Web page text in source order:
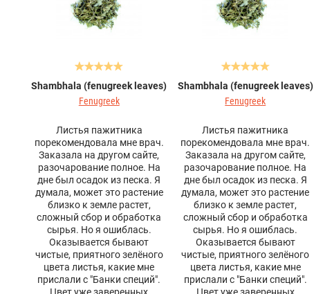
Shambhala (fenugreek leaves)
Fenugreek
Листья пажитника
порекомендовала мне врач.
Заказала на другом сайте,
разочарование полное. На
дне был осадок из песка. Я
думала, может это растение
близко к земле растет,
сложный сбор и обработка
сырья. Но я ошиблась.
Оказывается бывают
чистые, приятного зелёного
цвета листья, какие мне
прислали с "Банки специй".
Цвет уже заверенных
Shambhala (fenugreek leaves)
Fenugreek
Листья пажитника
порекомендовала мне врач.
Заказала на другом сайте,
разочарование полное. На
дне был осадок из песка. Я
думала, может это растение
близко к земле растет,
сложный сбор и обработка
сырья. Но я ошиблась.
Оказывается бывают
чистые, приятного зелёного
цвета листья, какие мне
прислали с "Банки специй".
Цвет уже заверенных